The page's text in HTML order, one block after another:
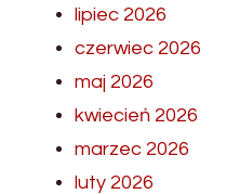
lipiec 2026
czerwiec 2026
maj 2026
kwiecień 2026
marzec 2026
luty 2026